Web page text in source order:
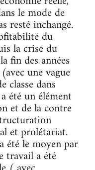
le mode de
resté inchangé.
du
la crise du
fin des années
une vague
classe dans
été un élément
et de la contre
et prolétariat.
été le moyen par
travail a été